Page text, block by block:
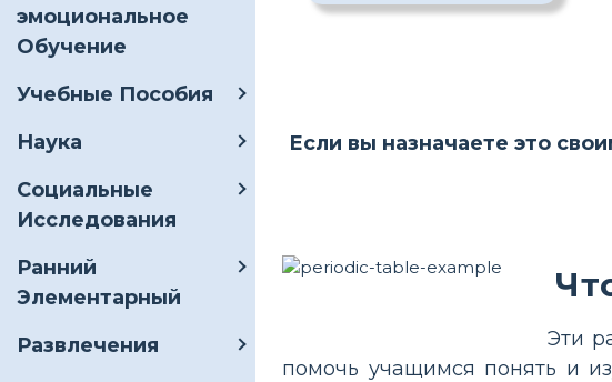
эмоциональное
Обучение
Учебные Пособия
Наука
Социальные
Исследования
Ранний
Элементарный
Развлечения
Если вы назначаете это
Эти
помочь учащимся понять и